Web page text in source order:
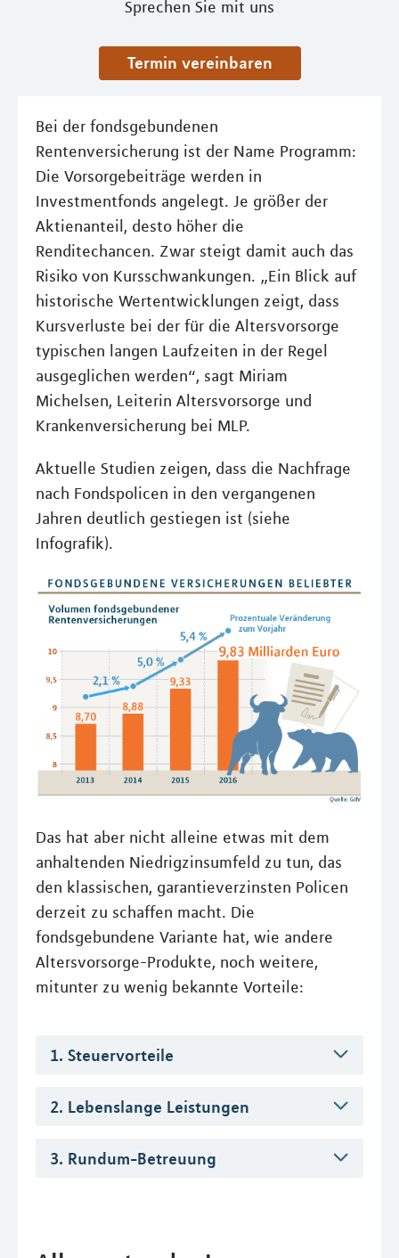
Sprechen Sie mit uns
Termin vereinbaren
Bei der fondsgebundenen
Rentenversicherung ist der Name Programm:
Die Vorsorgebeiträge werden in
Investmentfonds angelegt. Je größer der
Aktienanteil, desto höher die
Renditechancen. Zwar steigt damit auch das
Risiko von Kursschwankungen. „Ein Blick auf
historische Wertentwicklungen zeigt, dass
Kursverluste bei der für die Altersvorsorge
typischen langen Laufzeiten in der Regel
ausgeglichen werden“, sagt Miriam
Michelsen, Leiterin Altersvorsorge und
Krankenversicherung bei MLP.
Aktuelle Studien zeigen, dass die Nachfrage
nach Fondspolicen in den vergangenen
Jahren deutlich gestiegen ist (siehe
Infografik).
Das hat aber nicht alleine etwas mit dem
anhaltenden Niedrigzinsumfeld zu tun, das
den klassischen, garantieverzinsten Policen
derzeit zu schaffen macht. Die
fondsgebundene Variante hat, wie andere
Altersvorsorge-Produkte, noch weitere,
mitunter zu wenig bekannte Vorteile:
1. Steuervorteile
2. Lebenslange Leistungen
3. Rundum-Betreuung